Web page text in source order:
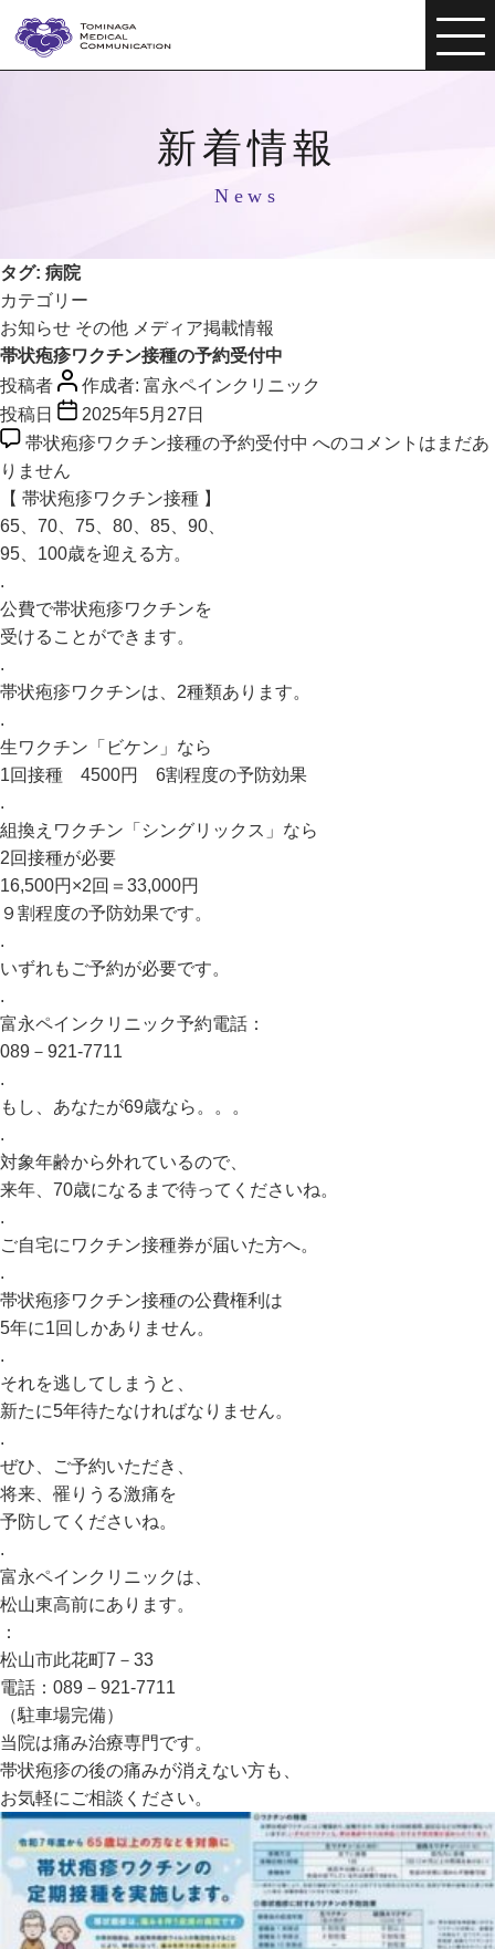
新着情報
News
タグ: 病院
カテゴリー
お知らせ その他 メディア掲載情報
帯状疱疹ワクチン接種の予約受付中
投稿者
作成者: 富永ペインクリニック
投稿日
2025年5月27日
帯状疱疹ワクチン接種の予約受付中 へのコメントはまだあ
りません
【 帯状疱疹ワクチン接種 】
65、70、75、80、85、90、
95、100歳を迎える方。
.
公費で帯状疱疹ワクチンを
受けることができます。
.
帯状疱疹ワクチンは、2種類あります。
.
生ワクチン「ビケン」なら
1回接種 4500円 6割程度の予防効果
.
組換えワクチン「シングリックス」なら
2回接種が必要
16,500円×2回＝33,000円
９割程度の予防効果です。
.
いずれもご予約が必要です。
.
富永ペインクリニック予約電話：
089－921-7711
.
もし、あなたが69歳なら。。。
.
対象年齢から外れているので、
来年、70歳になるまで待ってくださいね。
.
ご自宅にワクチン接種券が届いた方へ。
.
帯状疱疹ワクチン接種の公費権利は
5年に1回しかありません。
.
それを逃してしまうと、
新たに5年待たなければなりません。
.
ぜひ、ご予約いただき、
将来、罹りうる激痛を
予防してくださいね。
.
富永ペインクリニックは、
松山東高前にあります。
：
松山市此花町7－33
電話：089－921-7711
（駐車場完備）
当院は痛み治療専門です。
帯状疱疹の後の痛みが消えない方も、
お気軽にご相談ください。